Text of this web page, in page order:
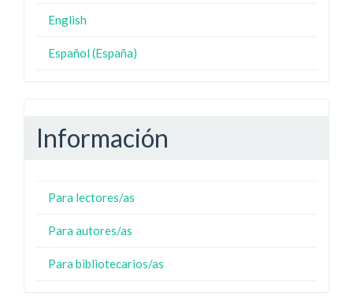
English
Español (España)
Información
Para lectores/as
Para autores/as
Para bibliotecarios/as